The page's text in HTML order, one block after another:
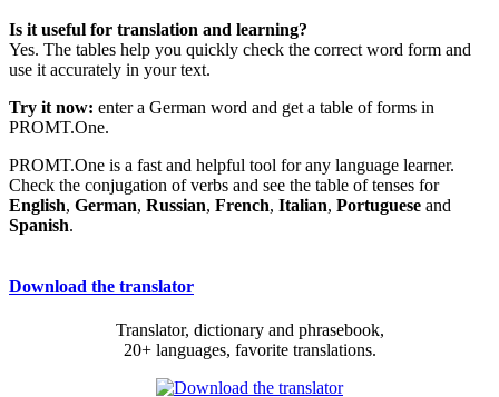
Is it useful for translation and learning?
Yes. The tables help you quickly check the correct word form and
use it accurately in your text.
Try it now: enter a German word and get a table of forms in
PROMT.One.
PROMT.One is a fast and helpful tool for any language learner.
Check the conjugation of verbs and see the table of tenses for
English, German, Russian, French, Italian, Portuguese and
Spanish.
Download the translator
Translator, dictionary and phrasebook,
20+ languages, favorite translations.